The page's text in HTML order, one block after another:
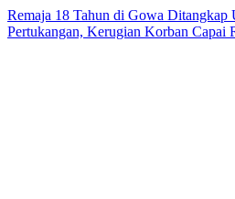
Remaja 18 Tahun di Gowa
Pertukangan, Kerugian Korban Capai